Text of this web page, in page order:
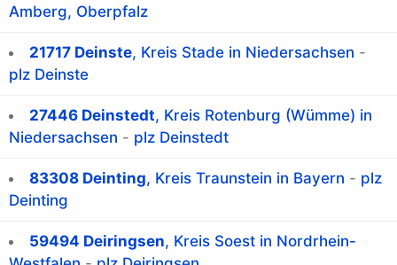
Amberg, Oberpfalz
21717 Deinste, Kreis Stade in Niedersachsen -
plz Deinste
27446 Deinstedt, Kreis Rotenburg (Wümme) in
Niedersachsen - plz Deinstedt
83308 Deinting, Kreis Traunstein in Bayern - plz
Deinting
59494 Deiringsen, Kreis Soest in Nordrhein-